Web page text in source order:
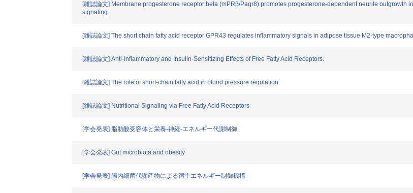
[雑誌論文] Membrane progesterone receptor beta (mPRβ/Paqr8) promotes progesterone-dependent neurite
signaling.
[雑誌論文] The short chain fatty acid receptor GPR43 regulates inflammatory signals in adipose tissue M2-type
[雑誌論文] Anti-Inflammatory and Insulin-Sensitizing Effects of Free Fatty Acid Receptors.
[雑誌論文] The role of short-chain fatty acid in blood pressure regulation
[雑誌論文] Nutritional Signaling via Free Fatty Acid Receptors
[学会発表] 脂肪酸受容体と栄養‐神経‐エネルギー代謝制御
[学会発表] Gut microbiota and obesity
[学会発表] 腸内細菌代謝産物による宿主エネルギー制御機構